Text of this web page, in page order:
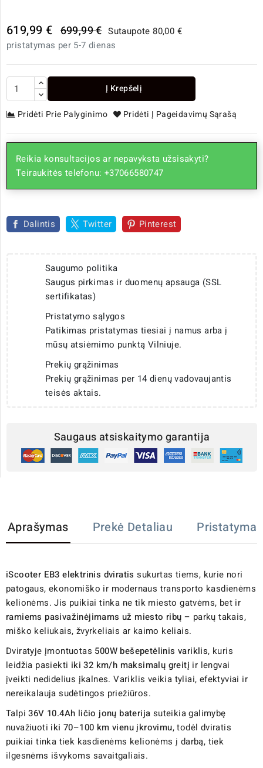
619,99 € 699,99 € Sutaupote 80,00 €
pristatymas per 5-7 dienas
Į Krepšelį
Pridėti Prie Palyginimo Pridėti Į Pageidavimų Sąrašą
Reikia konsultacijos ar nepavyksta užsisakyti?
Teiraukitės telefonu: +37066580747
Dalintis Twitter Pinterest
Saugumo politika
Saugus pirkimas ir duomenų apsauga (SSL
sertifikatas)
Pristatymo sąlygos
Patikimas pristatymas tiesiai į namus arba į
mūsų atsiėmimo punktą Vilniuje.
Prekių grąžinimas
Prekių grąžinimas per 14 dienų vadovaujantis
teisės aktais.
Saugaus atsiskaitymo garantija
Aprašymas Prekė Detaliau Pristatymas
iScooter EB3 elektrinis dviratis sukurtas tiems, kurie nori
patogaus, ekonomiško ir modernaus transporto kasdienėms
kelionėms. Jis puikiai tinka ne tik miesto gatvėms, bet ir
ramiems pasivažinėjimams už miesto ribų – parkų takais,
miško keliukais, žvyrkeliais ar kaimo keliais.
Dviratyje įmontuotas 500W bešepetėlinis variklis, kuris
leidžia pasiekti iki 32 km/h maksimalų greitį ir lengvai
įveikti nedidelius įkalnes. Variklis veikia tyliai, efektyviai ir
nereikalauja sudėtingos priežiūros.
Talpi36V 10.4Ah ličio jonų baterija suteikia galimybę
nuvažiuoti iki 70–100 km vienu įkrovimu, todėl dviratis
puikiai tinka tiek kasdienėms kelionėms į darbą, tiek
ilgesnėms išvykoms savaitgaliais.